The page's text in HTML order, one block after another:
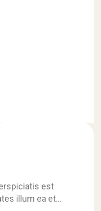
est
illum ea et